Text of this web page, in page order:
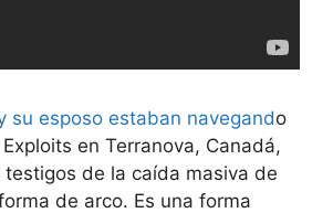
su esposo estaban navegando
en Terranova, Canadá,
de la caída masiva de
de arco. Es una forma